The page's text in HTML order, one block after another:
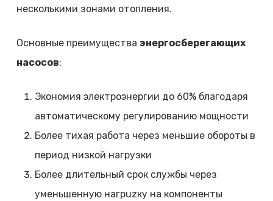
несколькими зонами отопления.
Основные преимущества энергосберегающих
насосов:
Экономия электроэнергии до 60% благодаря
автоматическому регулированию мощности
Более тихая работа через меньшие обороты в
период низкой нагрузки
Более длительный срок службы через
уменьшенную нагрuzку на компоненты